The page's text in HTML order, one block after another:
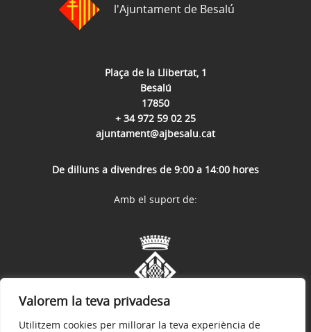
Valorem la teva privadesa
Utilitzem cookies per millorar la teva experiència de
Plaça de la Llibertat, 1
Besalú
17850
+ 34 972 59 02 25
ajuntament@ajbesalu.cat
De dilluns a divendres de 9:00 a 14:00 hores
l'Ajuntament de Besalú
Amb el suport de: